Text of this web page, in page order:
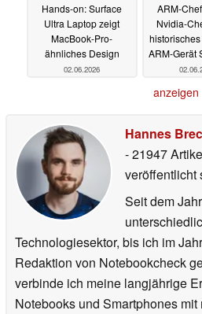
Hands-on: Surface
Ultra Laptop zeigt
MacBook-Pro-
ähnliches Design
02.06.2026
ARM-
Nvidia-
ARM-Gerät
anzeigen
Hannes
- 21947
veröffentlicht
Seit dem
Technologiesektor, bis ich im
Redaktion von Notebookcheck
verbinde ich meine langjährige
Notebooks und Smartphones